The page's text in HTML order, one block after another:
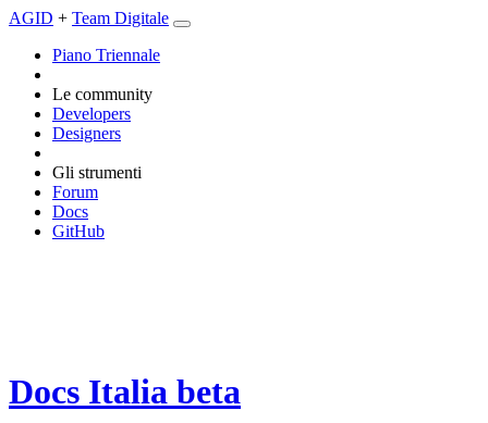
AGID + Team Digitale
Piano Triennale
Le community
Developers
Designers
Gli strumenti
Forum
Docs
GitHub
Docs Italia beta